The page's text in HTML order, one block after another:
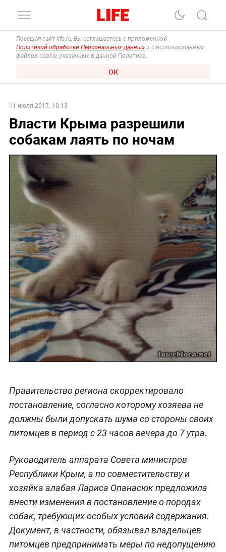
Посещая сайт life.ru, Вы соглашаетесь с приложенной
Политикой обработки Персональных данных и с использованием
файлов cookie, указанных в данной Политике.
ОК
11 июля 2017, 10:13
Власти Крыма разрешили
собакам лаять по ночам
Правительство региона скорректировало
постановление, согласно которому хозяева не
должны были допускать шума со стороны своих
питомцев в период с 23 часов вечера до 7 утра.
Руководитель аппарата Совета министров
Республики Крым, а по совместительству и
хозяйка алабая Лариса Опанасюк предложила
внести изменения в постановление о породах
собак, требующих особых условий содержания.
Документ, в частности, обязывал владельцев
питомцев предпринимать меры по недопущению